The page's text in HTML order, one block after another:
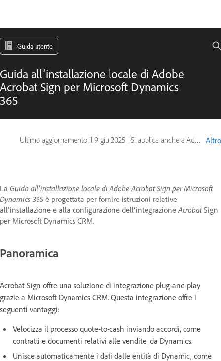
Guida utente
Guida all’installazione locale di Adobe
Acrobat Sign per Microsoft Dynamics
365
Ultimo aggiornamento il 9 giu 2025 | Si applica anche a Adobe Acrobat Sign Altro
La Guida all’installazione locale di Adobe Acrobat Sign per Microsoft
Dynamics 365 è progettata per fornire istruzioni relative
all’installazione e alla configurazione dell’integrazioneAcrobatSign
per Microsoft Dynamics CRM.
Panoramica
Acrobat Sign offre una soluzione di integrazione plug-and-play
grazie a Microsoft Dynamics CRM. Questa integrazione offre i
seguenti vantaggi:
Velocizza il processo quote-to-cash inviando accordi, come
contratti e documenti relativi alle vendite, da Dynamics.
Unisce automaticamente i dati dalle entità di Dynamic, come